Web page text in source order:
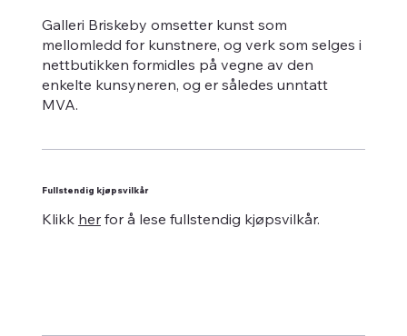
Galleri Briskeby omsetter kunst som
mellomledd for kunstnere, og verk som selges i
nettbutikken formidles på vegne av den
enkelte kunsyneren, og er således unntatt
MVA.
Fullstendig kjøpsvilkår
Klikk herfor å lese fullstendig kjøpsvilkår.